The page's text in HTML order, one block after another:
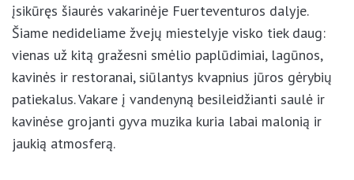
Tai vienas gražiausių ir mieliausių salos miestelių,
įsikūręs šiaurės vakarinėje Fuerteventuros dalyje.
Šiame nedideliame žvejų miestelyje visko tiek daug:
vienas už kitą gražesni smėlio paplūdimiai, lagūnos,
kavinės ir restoranai, siūlantys kvapnius jūros
gėrybių patiekalus. Vakare į vandenyną besileidžianti
×